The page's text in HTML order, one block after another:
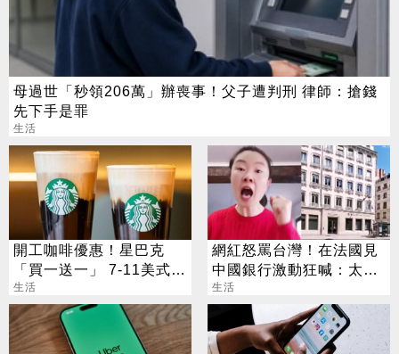
母過世「秒領206萬」辦喪事！父子遭判刑 律師：搶錢
先下手是罪
生活
開工咖啡優惠！星巴克
「買一送一」 7-11美式買
7送7
生活
網紅怒罵台灣！在法國見
中國銀行激動狂喊：太驕
傲
生活